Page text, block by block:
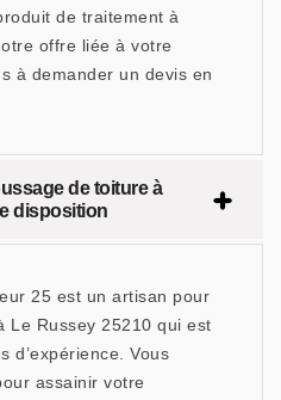
de traitement à
offre liée à votre
à demander un devis en
de toiture à
disposition
25 est un artisan pour
Le Russey 25210 qui est
d’expérience. Vous
assainir votre